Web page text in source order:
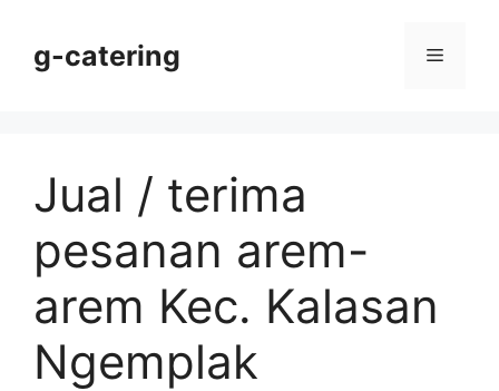
contentg-catering Menu
Jual / terima
pesanan arem-
arem Kec. Kalasan
Ngemplak